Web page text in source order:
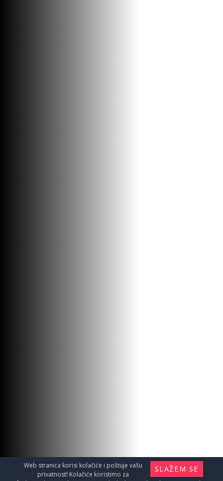
SLAŽEM SE
Web stranica korisi kolačiće i poštuje vašu
privatnost! Kolačiće koristimo za